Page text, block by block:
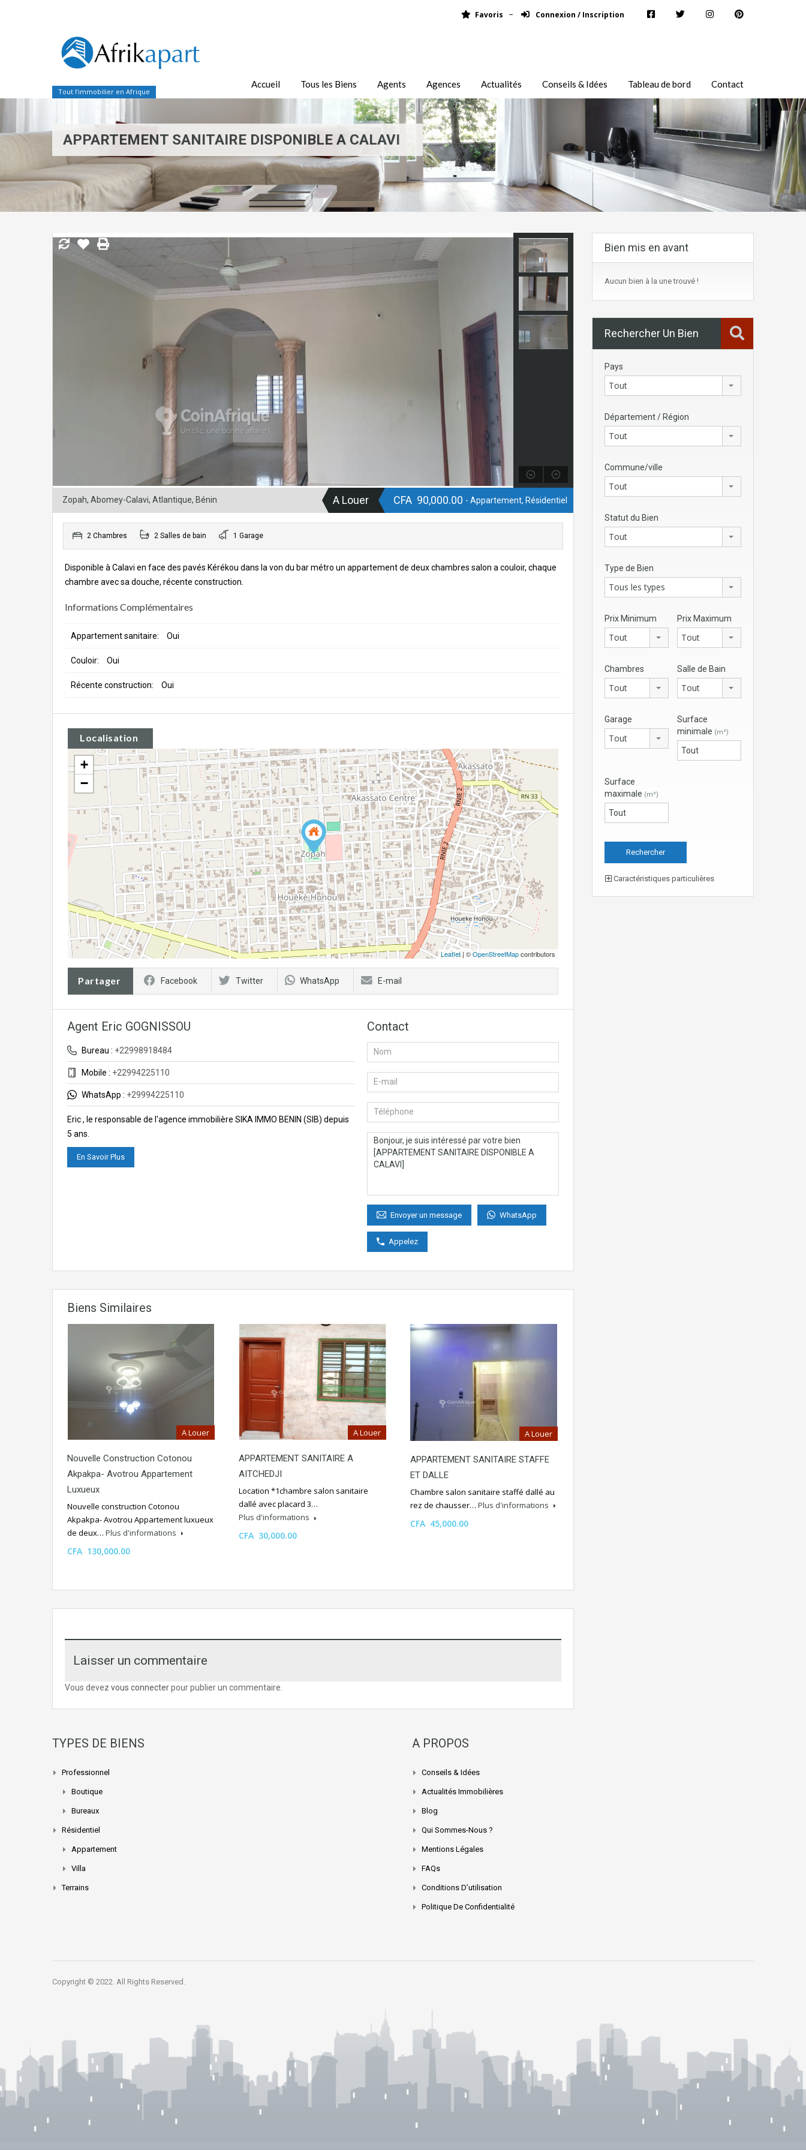
Favoris Connexion / Inscription
Tout l’immobilier en Afrique
Accueil Tous les Biens Agents Agences Actualités Conseils & Idées Tableau de bord Contact
APPARTEMENT SANITAIRE DISPONIBLE A CALAVI
Zopah, Abomey-Calavi, Atlantique, Bénin A Louer CFA 90,000.00 - Appartement, Résidentiel
2 Chambres 2 Salles de bain 1 Garage
Disponible à Calavi en face des pavés Kérékou dans la von du bar métro un appartement de deux chambres salon a couloir, chaque
chambre avec sa douche, récente construction.
Informations Complémentaires
Appartement sanitaire: Oui
Couloir: Oui
Récente construction: Oui
Localisation
+
−
Leaflet| ©OpenStreetMapcontributors
Partager Facebook Twitter WhatsApp E-mail
Agent Eric GOGNISSOU
Bureau : +22998918484
Mobile : +22994225110
WhatsApp : +29994225110
Eric , le responsable de l'agence immobilière SIKA IMMO BENIN (SIB) depuis
5 ans.
En Savoir Plus
Contact
Envoyer un message WhatsApp
Appelez
Biens Similaires
A Louer
Nouvelle Construction Cotonou
Akpakpa- Avotrou Appartement
Luxueux
Nouvelle construction Cotonou
Akpakpa- Avotrou Appartement luxueux
de deux… Plus d'informations
CFA 130,000.00
A Louer
APPARTEMENT SANITAIRE A
AITCHEDJI
Location *1chambre salon sanitaire
dallé avec placard 3…
Plus d'informations
CFA 30,000.00
A Louer
APPARTEMENT SANITAIRE STAFFE
ET DALLE
Chambre salon sanitaire staffé dallé au
rez de chausser… Plus d'informations
CFA 45,000.00
Laisser un commentaire
Vous devez vous connecterpour publier un commentaire.
Bien mis en avant
Aucun bien à la une trouvé !
Rechercher Un Bien
Pays
Tout
Département / Région
Tout
Commune/ville
Tout
Statut du Bien
Tout
Type de Bien
Tous les types
Prix Minimum
Tout
Prix Maximum
Tout
Chambres
Tout
Salle de Bain
Tout
Garage
Tout
Surface
minimale (m²)
Surface
maximale (m²)
Caractéristiques particulières
TYPES DE BIENS
Professionnel
Boutique
Bureaux
Résidentiel
Appartement
Villa
Terrains
A PROPOS
Conseils & Idées
Actualités Immobilières
Blog
Qui Sommes-Nous ?
Mentions Légales
FAQs
Conditions D’utilisation
Politique De Confidentialité
Copyright © 2022. All Rights Reserved.